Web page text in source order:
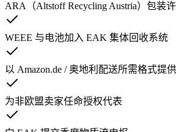
ARA（Altstoff Recycling Austria）包装
WEEE 与电池加入 EAK 集体回收系统
以 Amazon.de / 奥地利配送所需格式提
为非欧盟卖家任命授权代表